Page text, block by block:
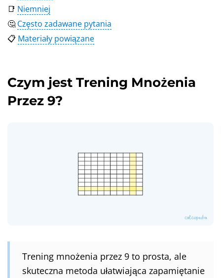
📑 Niemniej
🤔 Często zadawane pytania
📋 Materiały powiązane
Czym jest Trening Mnożenia
Przez 9?
Trening mnożenia przez 9 to prosta, ale
skuteczna metoda ułatwiająca zapamiętanie